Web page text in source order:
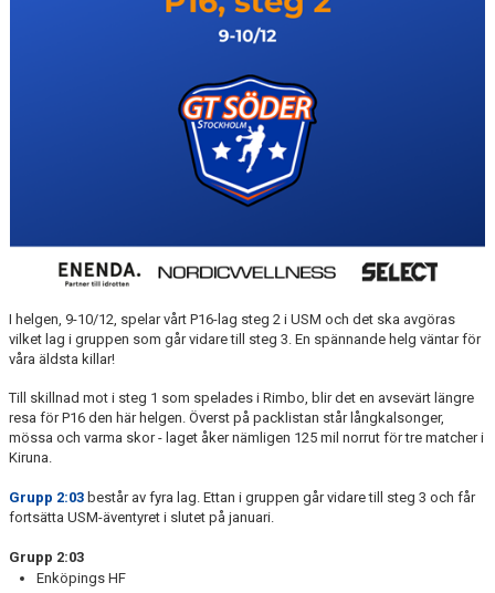
I helgen, 9-10/12, spelar vårt P16-lag steg 2 i USM och det ska avgöras
vilket lag i gruppen som går vidare till steg 3. En spännande helg väntar för
våra äldsta killar!
Till skillnad mot i steg 1 som spelades i Rimbo, blir det en avsevärt längre
resa för P16 den här helgen. Överst på packlistan står långkalsonger,
mössa och varma skor - laget åker nämligen 125 mil norrut för tre matcher i
Kiruna.
Grupp 2:03 består av fyra lag. Ettan i gruppen går vidare till steg 3 och får
fortsätta USM-äventyret i slutet på januari.
Grupp 2:03
Enköpings HF